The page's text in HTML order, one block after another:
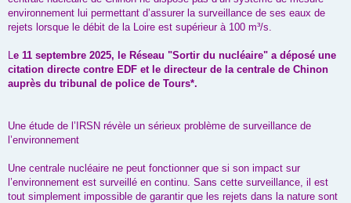
environnement lui permettant d’assurer la surveillance de ses eaux de
rejets lorsque le débit de la Loire est supérieur à 100 m³/s.
L e 11 septembre 2025, le Réseau "Sortir du nucléaire" a déposé une
citation directe contre EDF et le directeur de la centrale de Chinon
auprès du tribunal de police de Tours*.
Une étude de l’IRSN révèle un sérieux problème de surveillance de
l’environnement
Une centrale nucléaire ne peut fonctionner que si son impact sur
l’environnement est surveillé en continu. Sans cette surveillance, il est
tout simplement impossible de garantir que les rejets dans la nature sont